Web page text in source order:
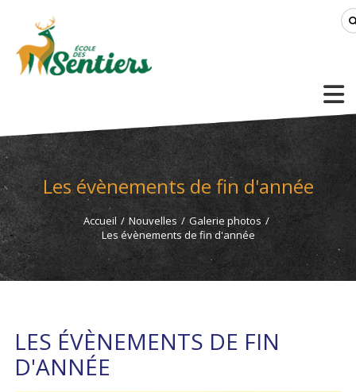
Les évènements de fin d'année
Accueil / Nouvelles / Galerie photos /
Les évènements de fin d'année
LES ÉVÈNEMENTS DE FIN
D'ANNÉE